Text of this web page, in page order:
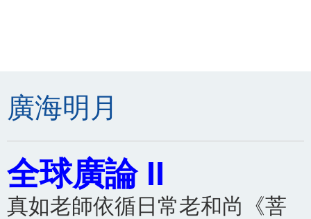
廣海明月
全球廣論 II
真如老師依循日常老和尚《菩